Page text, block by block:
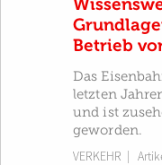
Betrieb
Das
letzten
und ist
geworden.
VERKEHR |